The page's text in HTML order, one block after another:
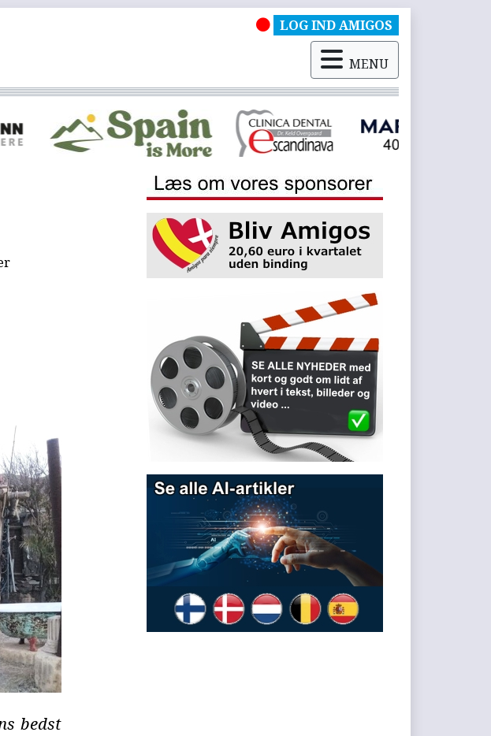
LOG IND AMIGOS
MENU
bedst